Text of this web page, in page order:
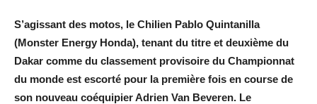
S’agissant des motos, le Chilien Pablo Quintanilla
(Monster Energy Honda), tenant du titre et deuxième du
Dakar comme du classement provisoire du Championnat
du monde est escorté pour la première fois en course de
son nouveau coéquipier Adrien Van Beveren. Le